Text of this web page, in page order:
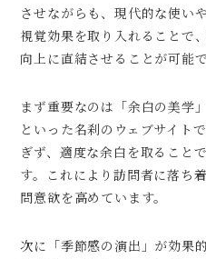
させながらも、現代的な使い
視覚効果を取り入れることで
向上に直結させることが可能で
まず重要なのは「余白の美学
といった名刹のウェブサイト
ぎず、適度な余白を取ること
す。これにより訪問者に落ち
問意欲を高めています。
次に「季節感の演出」が効果